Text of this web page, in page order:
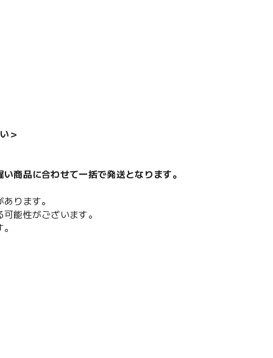
＞
商品に合わせて一括で発送となります。
ります。
能性がございます。